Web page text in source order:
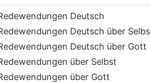
Deutsch
Deutsch über
Deutsch über Gott
über Selbst
über Gott